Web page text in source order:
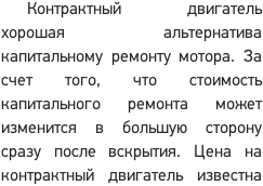
Контрактный двигатель
хорошая альтернатива
капитальному ремонту мотора. За
счет того, что стоимость
капитального ремонта может
изменится в большую сторону
сразу после вскрытия. Цена на
контрактный двигатель известна